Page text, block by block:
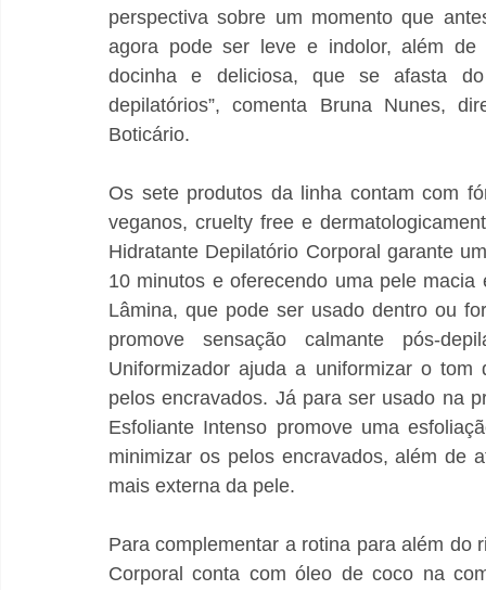
perspectiva sobre um momento que
agora pode ser leve e indolor, além
docinha e deliciosa, que se afasta
depilatórios”, comenta Bruna Nunes,
Boticário.
Os sete produtos da linha contam com
veganos, cruelty free e
Hidratante Depilatório Corporal garante
10 minutos e oferecendo uma pele
Lâmina, que pode ser usado dentro ou
promove sensação calmante pós-
Uniformizador ajuda a uniformizar o
pelos encravados. Já para ser usado na
Esfoliante Intenso promove uma
minimizar os pelos encravados, além de
mais externa da pele.
Para complementar a rotina para além do
Corporal conta com óleo de coco na